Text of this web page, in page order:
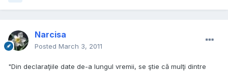
Narcisa
Posted March 3, 2011
"Din declaraţiile date de-a lungul vremii, se ştie că mulţi dintre